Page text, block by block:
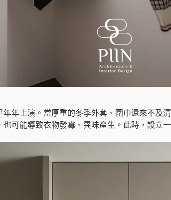
年上演。當厚重的冬季外套、圍巾還來不
可能導致衣物發霉、異味產生。此時，設立